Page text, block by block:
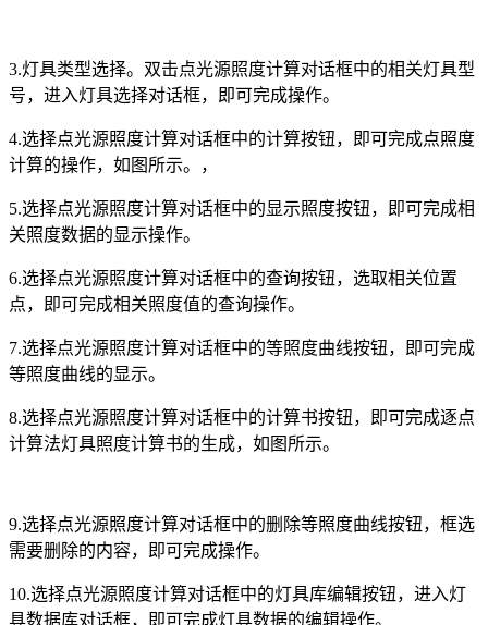
3.灯具类型选择。双击点光源照度计算对话框中的相关灯具型
号，进入灯具选择对话框，即可完成操作。
4.选择点光源照度计算对话框中的计算按钮，即可完成点照度
计算的操作，如图所示。，
5.选择点光源照度计算对话框中的显示照度按钮，即可完成相
关照度数据的显示操作。
6.选择点光源照度计算对话框中的查询按钮，选取相关位置
点，即可完成相关照度值的查询操作。
7.选择点光源照度计算对话框中的等照度曲线按钮，即可完成
等照度曲线的显示。
8.选择点光源照度计算对话框中的计算书按钮，即可完成逐点
计算法灯具照度计算书的生成，如图所示。
9.选择点光源照度计算对话框中的删除等照度曲线按钮，框选
需要删除的内容，即可完成操作。
10.选择点光源照度计算对话框中的灯具库编辑按钮，进入灯
具数据库对话框，即可完成灯具数据的编辑操作。